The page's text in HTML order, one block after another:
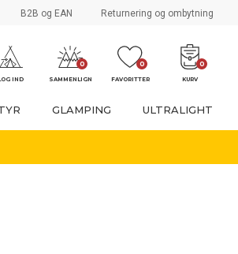
B2B og EAN Returnering og ombytning
IND
0
SAMMENLIGN
0
FAVORITTER
0
KURV
GLAMPING ULTRALIGHT